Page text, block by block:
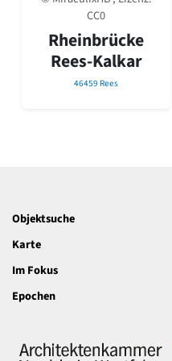
David Chipperfield
Harald Deilmann
Gottfried Böhm
Schneider von Esleben
Peter Behrens
Auszeichnung
1950er-70er Jahre
Reformarchitektur
Jugendstil
Klassizismus
Renaissance
Gotik
CC0
Rheinbrücke
Rees-Kalkar
46459 Rees
Objektsuche
Karte
Im Fokus
Epochen